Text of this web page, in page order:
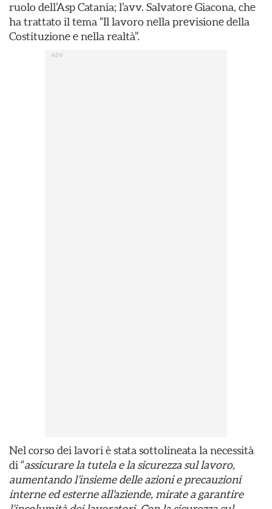
ruolo dell’Asp Catania; l’avv. Salvatore Giacona, che
ha trattato il tema “Il lavoro nella previsione della
Costituzione e nella realtà”.
Nel corso dei lavori è stata sottolineata la necessità
di “assicurare la tutela e la sicurezza sul lavoro,
aumentando l’insieme delle azioni e precauzioni
interne ed esterne all’aziende, mirate a garantire